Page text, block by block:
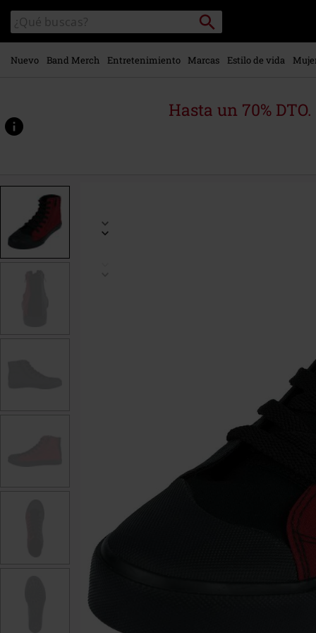
contenido
principal
Buscar
en
el
catálogo
Buscar
Nuevo Band Merch Entretenimiento Marcas Estilo de vida
Hasta un 70%
www.emp-
p/red-
568497.html